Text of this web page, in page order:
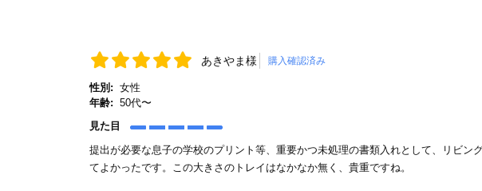
あきやま様 購入確認済み
性別: 女性
年齢: 50代〜
見た目
提出が必要な息子の学校のプリント等、重要かつ未処理の書類入れとして、リビ
てよかったです。この大きさのトレイはなかなか無く、貴重ですね。